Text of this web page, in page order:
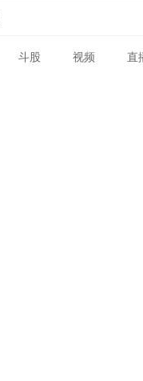
斗股 视频 直